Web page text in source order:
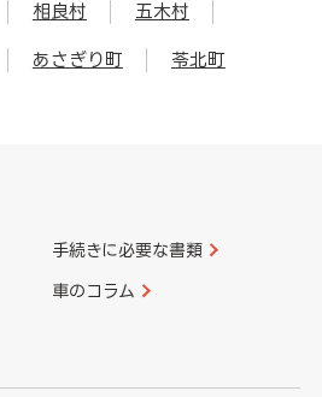
相良村 五木村
あさぎり町 苓北町
手続きに必要な書類
車のコラム